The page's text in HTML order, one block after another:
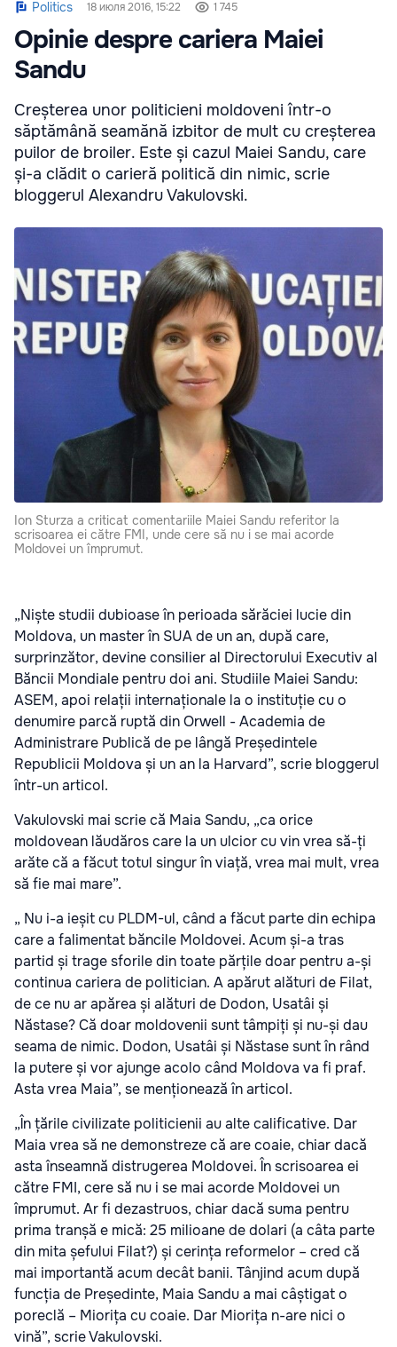
Politics 18 июля 2016, 15:22 1 745
Opinie despre cariera Maiei
Sandu
Creșterea unor politicieni moldoveni într-o
săptămână seamănă izbitor de mult cu creșterea
puilor de broiler. Este și cazul Maiei Sandu, care
și-a clădit o carieră politică din nimic, scrie
bloggerul Alexandru Vakulovski.
Ion Sturza a criticat comentariile Maiei Sandu referitor la
scrisoarea ei către FMI, unde cere să nu i se mai acorde
Moldovei un împrumut.
„Niște studii dubioase în perioada sărăciei lucie din
Moldova, un master în SUA de un an, după care,
surprinzător, devine consilier al Directorului Executiv al
Băncii Mondiale pentru doi ani. Studiile Maiei Sandu:
ASEM, apoi relații internaționale la o instituție cu o
denumire parcă ruptă din Orwell - Academia de
Administrare Publică de pe lângă Președintele
Republicii Moldova și un an la Harvard”, scrie bloggerul
într-un articol.
Vakulovski mai scrie că Maia Sandu, „ca orice
moldovean lăudăros care la un ulcior cu vin vrea să-ți
arăte că a făcut totul singur în viață, vrea mai mult, vrea
să fie mai mare”.
„ Nu i-a ieșit cu PLDM-ul, când a făcut parte din echipa
care a falimentat băncile Moldovei. Acum și-a tras
partid și trage sforile din toate părțile doar pentru a-și
continua cariera de politician. A apărut alături de Filat,
de ce nu ar apărea și alături de Dodon, Usatâi și
Năstase? Că doar moldovenii sunt tâmpiți și nu-și dau
seama de nimic. Dodon, Usatâi și Năstase sunt în rând
la putere și vor ajunge acolo când Moldova va fi praf.
Asta vrea Maia”, se menționează în articol.
„În țările civilizate politicienii au alte calificative. Dar
Maia vrea să ne demonstreze că are coaie, chiar dacă
asta înseamnă distrugerea Moldovei. În scrisoarea ei
către FMI, cere să nu i se mai acorde Moldovei un
împrumut. Ar fi dezastruos, chiar dacă suma pentru
prima tranșă e mică: 25 milioane de dolari (a câta parte
din mita șefului Filat?) și cerința reformelor – cred că
mai importantă acum decât banii. Tânjind acum după
funcția de Președinte, Maia Sandu a mai câștigat o
poreclă – Miorița cu coaie. Dar Miorița n-are nici o
vină”, scrie Vakulovski.